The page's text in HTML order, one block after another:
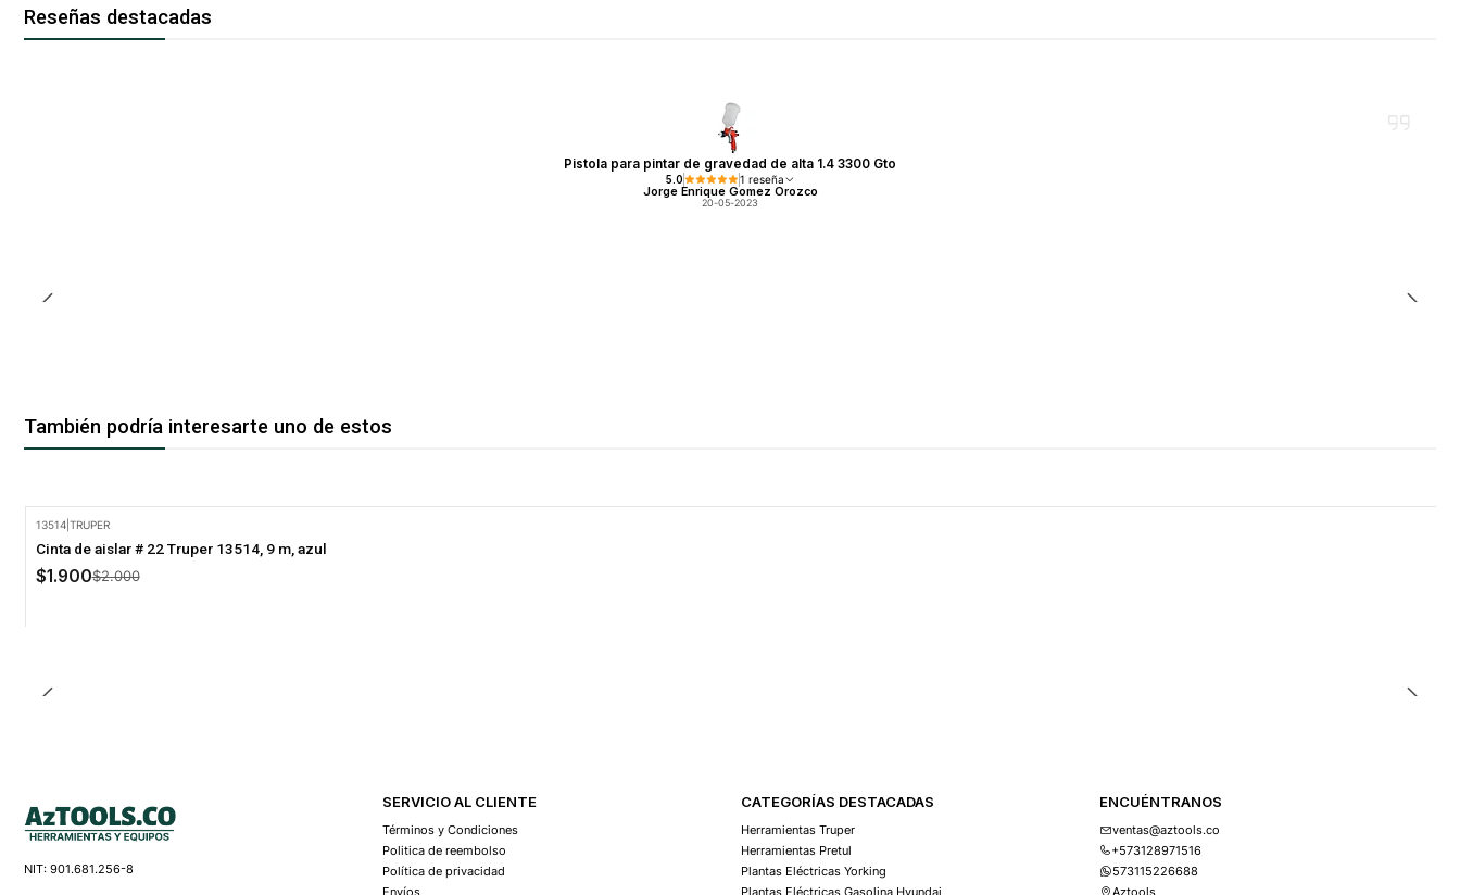
Reseñas destacadas
Pistola para pintar de gravedad de alta 1.4 3300 Gto
5.0 1 reseña
Jorge Enrique Gomez Orozco
20-05-2023
También podría interesarte uno de estos
13514| TRUPER
Cinta de aislar # 22 Truper 13514, 9 m, azul
$1.900$2.000
NIT: 901.681.256-8
SERVICIO AL CLIENTE
Términos y Condiciones
Politica de reembolso
Política de privacidad
CATEGORÍAS DESTACADAS
Herramientas Truper
Herramientas Pretul
Plantas Eléctricas Yorking
ENCUÉNTRANOS
ventas@aztools.co
+573128971516
573115226688